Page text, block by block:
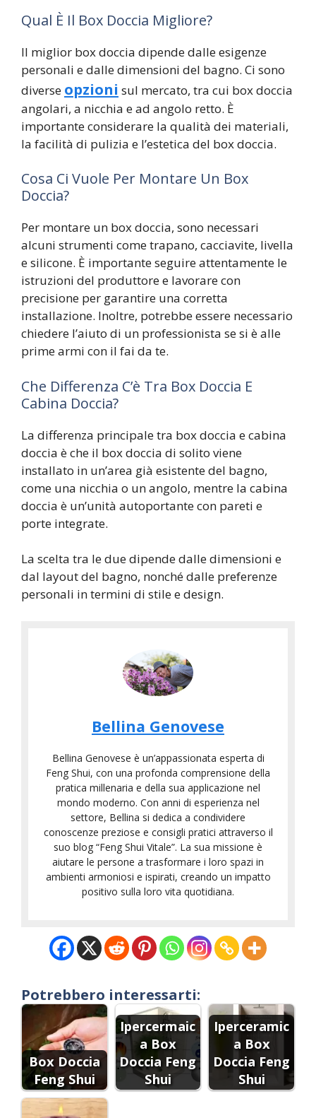
Qual È Il Box Doccia Migliore?
Il miglior box doccia dipende dalle esigenze
personali e dalle dimensioni del bagno. Ci sono
diverse opzioni sul mercato, tra cui box doccia
angolari, a nicchia e ad angolo retto. È
importante considerare la qualità dei materiali,
la facilità di pulizia e l’estetica del box doccia.
Cosa Ci Vuole Per Montare Un Box
Doccia?
Per montare un box doccia, sono necessari
alcuni strumenti come trapano, cacciavite, livella
e silicone. È importante seguire attentamente le
istruzioni del produttore e lavorare con
precisione per garantire una corretta
installazione. Inoltre, potrebbe essere necessario
chiedere l’aiuto di un professionista se si è alle
prime armi con il fai da te.
Che Differenza C’è Tra Box Doccia E
Cabina Doccia?
La differenza principale tra box doccia e cabina
doccia è che il box doccia di solito viene
installato in un’area già esistente del bagno,
come una nicchia o un angolo, mentre la cabina
doccia è un’unità autoportante con pareti e
porte integrate.
La scelta tra le due dipende dalle dimensioni e
dal layout del bagno, nonché dalle preferenze
personali in termini di stile e design.
Bellina Genovese
Bellina Genovese è un’appassionata esperta di
Feng Shui, con una profonda comprensione della
pratica millenaria e della sua applicazione nel
mondo moderno. Con anni di esperienza nel
settore, Bellina si dedica a condividere
conoscenze preziose e consigli pratici attraverso il
suo blog “Feng Shui Vitale”. La sua missione è
aiutare le persone a trasformare i loro spazi in
ambienti armoniosi e ispirati, creando un impatto
positivo sulla loro vita quotidiana.
Potrebbero interessarti:
Box Doccia
Feng Shui
Ipercermaic
a Box
Doccia Feng
Shui
Iperceramic
a Box
Doccia Feng
Shui